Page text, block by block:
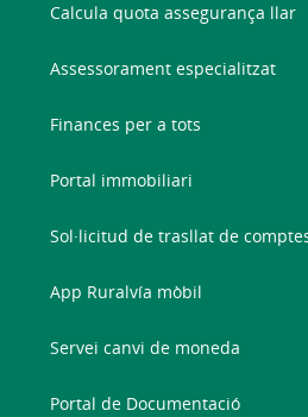
Calcula quota assegurança llar
Assessorament especialitzat
Finances per a tots
Portal immobiliari
Sol·licitud de trasllat de
App Ruralvía mòbil
Servei canvi de moneda
Portal de Documentació